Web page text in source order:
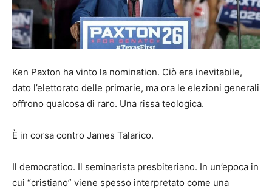
Ken Paxton ha vinto la nomination. Ciò era inevitabile,
dato l’elettorato delle primarie, ma ora le elezioni generali
offrono qualcosa di raro. Una rissa teologica.
È in corsa contro James Talarico.
Il democratico. Il seminarista presbiteriano. In un’epoca in
cui “cristiano” viene spesso interpretato come una